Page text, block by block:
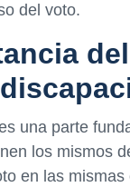
del voto.
una parte
los mismos
en las mismas